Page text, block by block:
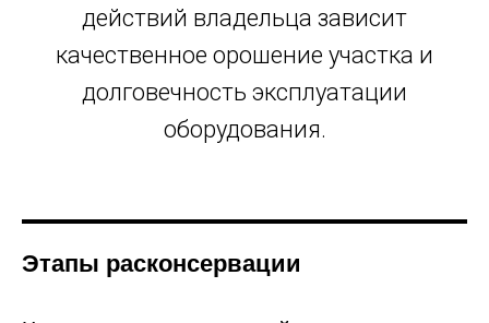
действий владельца зависит
качественное орошение участка и
долговечность эксплуатации
оборудования.
Этапы расконсервации